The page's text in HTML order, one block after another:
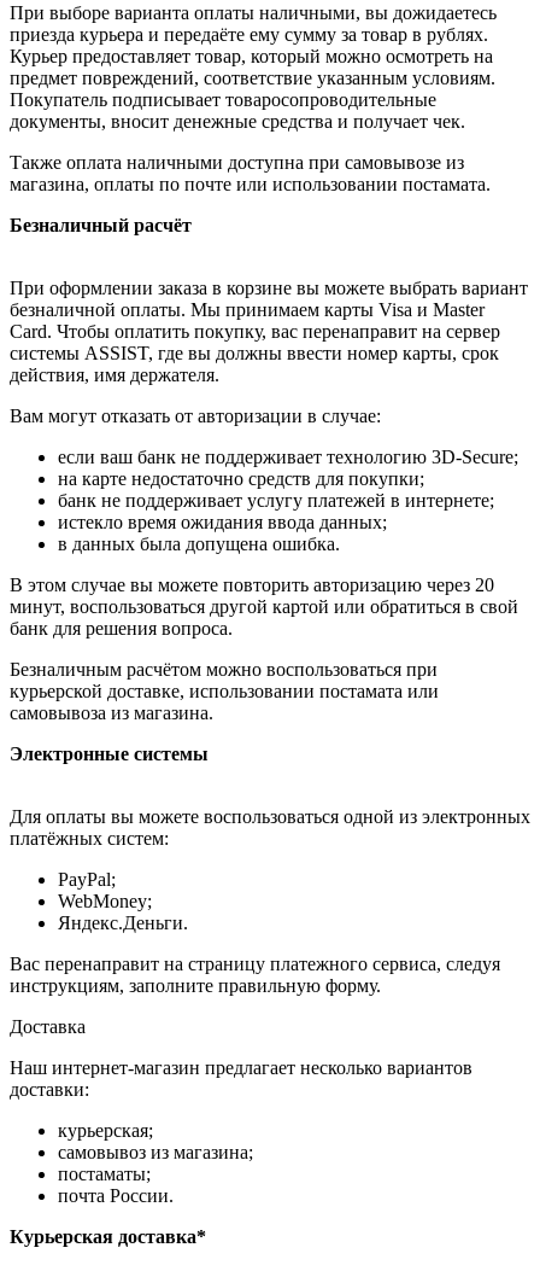
При выборе варианта оплаты наличными, вы дожидаетесь
приезда курьера и передаёте ему сумму за товар в рублях.
Курьер предоставляет товар, который можно осмотреть на
предмет повреждений, соответствие указанным условиям.
Покупатель подписывает товаросопроводительные
документы, вносит денежные средства и получает чек.
Также оплата наличными доступна при самовывозе из
магазина, оплаты по почте или использовании постамата.
Безналичный расчёт
При оформлении заказа в корзине вы можете выбрать вариант
безналичной оплаты. Мы принимаем карты Visa и Master
Card. Чтобы оплатить покупку, вас перенаправит на сервер
системы ASSIST, где вы должны ввести номер карты, срок
действия, имя держателя.
Вам могут отказать от авторизации в случае:
если ваш банк не поддерживает технологию 3D-Secure;
на карте недостаточно средств для покупки;
банк не поддерживает услугу платежей в интернете;
истекло время ожидания ввода данных;
в данных была допущена ошибка.
В этом случае вы можете повторить авторизацию через 20
минут, воспользоваться другой картой или обратиться в свой
банк для решения вопроса.
Безналичным расчётом можно воспользоваться при
курьерской доставке, использовании постамата или
самовывоза из магазина.
Электронные системы
Для оплаты вы можете воспользоваться одной из электронных
платёжных систем:
PayPal;
WebMoney;
Яндекс.Деньги.
Вас перенаправит на страницу платежного сервиса, следуя
инструкциям, заполните правильную форму.
Доставка
Наш интернет-магазин предлагает несколько вариантов
доставки:
курьерская;
самовывоз из магазина;
постаматы;
почта России.
Курьерская доставка*